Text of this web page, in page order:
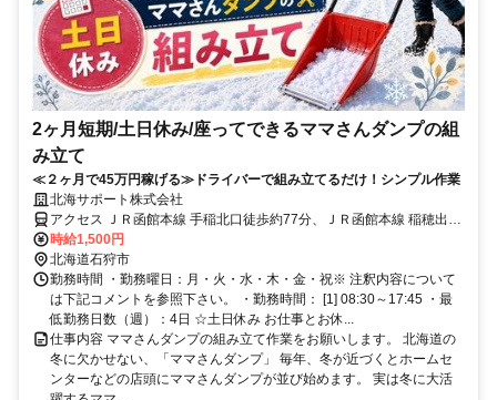
2ヶ月短期/土日休み/座ってできるママさんダンプの組
み立て
≪２ヶ月で45万円稼げる≫ドライバーで組み立てるだけ！シンプル作業
北海サポート株式会社
アクセス ＪＲ函館本線 手稲北口徒歩約77分、ＪＲ函館本線 稲穂出入
口1徒歩約79分、ＪＲ函館本線 星置南口徒歩約80分
時給1,500円
北海道石狩市
勤務時間 ・勤務曜日：月・火・水・木・金・祝※ 注釈内容について
は下記コメントを参照下さい。 ・勤務時間： [1] 08:30～17:45 ・最
低勤務日数（週）：4日 ☆土日休み お仕事とお休...
仕事内容 ママさんダンプの組み立て作業をお願いします。 北海道の
冬に欠かせない、「ママさんダンプ」 毎年、冬が近づくとホームセ
ンターなどの店頭にママさんダンプが並び始めます。 実は冬に大活